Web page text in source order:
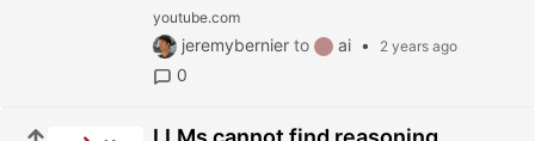
youtube.com
jeremybernier to ai • 2 years ago
0